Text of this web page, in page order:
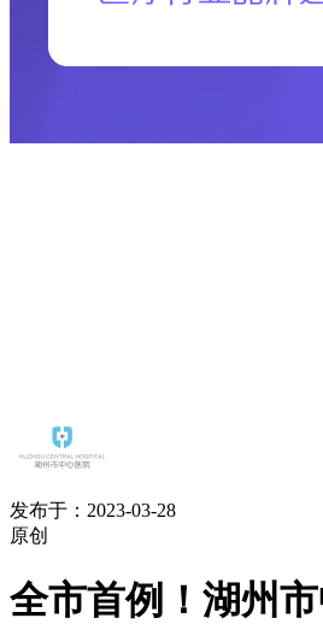
发布于：2023-03-28
原创
全市首例！湖州